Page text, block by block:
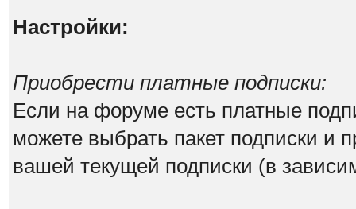
Настройки:
Приобрести платные подписки:
Если на форуме есть платные
можете выбрать пакет подписки и
вашей текущей подписки (в